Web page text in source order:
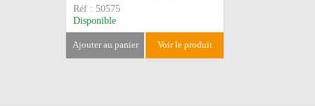
Réf : 50575
Disponible
ajouter au panier voir le produit